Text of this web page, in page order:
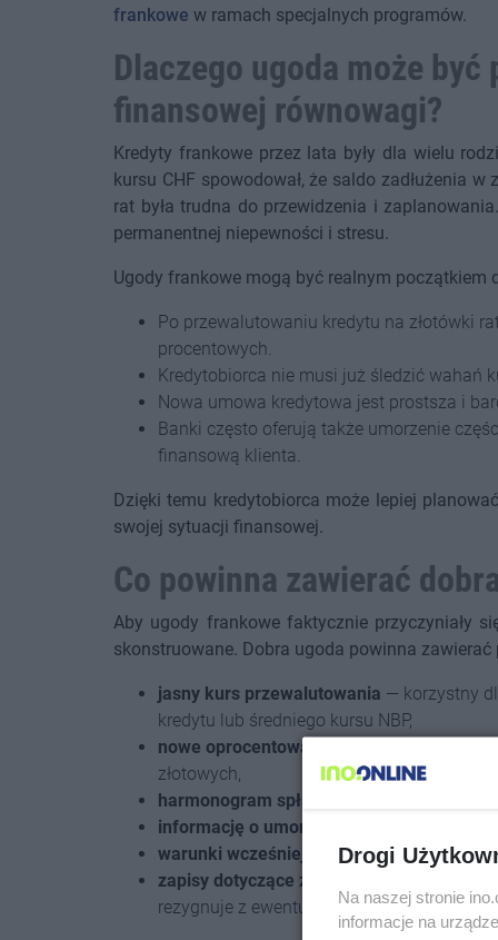
frankowe w ramach specjalnych programów.
Dlaczego ugoda może
finansowej równowagi?
Kredyty frankowe przez lata były dla wielu
kursu CHF spowodował, że saldo zadłużenia
rat była trudna do przewidzenia i
permanentnej niepewności i stresu.
Ugody frankowe mogą być realnym
Po przewalutowaniu kredytu na złotówki
procentowych.
Kredytobiorca nie musi już śledzić wahań
Nowa umowa kredytowa jest prostsza i
Banki często oferują także umorzenie
finansową klienta.
Dzięki temu kredytobiorca może lepiej
swojej sytuacji finansowej.
Co powinna zawierać
Aby ugody frankowe faktycznie przyczyniały
skonstruowane. Dobra ugoda powinna zawierać
jasny kurs przewalutowania — korzystny
kredytu lub średniego kursu NBP,
nowe oprocentowanie
złotowych,
harmonogram spłat
informację o umorzeniu części długu
warunki wcześniejszej spłaty— bez
zapisy dotyczące zrzeczenia się roszczeń
rezygnuje z ewentualnych roszczeń wobec
Drogi
Na naszej stronie
informacje na